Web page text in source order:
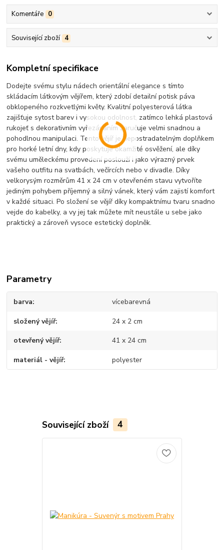
Komentáře 0
Související zboží 4
Kompletní specifikace
Dodejte svému stylu nádech orientální elegance s tímto
skládacím látkovým vějířem, který zdobí detailní potisk páva
obklopeného rozkvetlými květy. Kvalitní polyesterová látka
zajišťuje sytost barev i vysokou odolnost, zatímco lehká plastová
rukojeť s dekorativním vyřezáváním zaručuje velmi snadnou a
pohodlnou manipulaci. Tento vějíř je nepostradatelným doplňkem
pro horké letní dny, kdy poskytuje okamžité osvěžení, ale díky
svému uměleckému provedení poslouží i jako výrazný prvek
vašeho outfitu na svatbách, večírcích nebo v divadle. Díky
velkorysým rozměrům 41 x 24 cm v otevřeném stavu vytvoříte
jediným pohybem příjemný a silný vánek, který vám zajistí komfort
v každé situaci. Po složení se vějíř díky kompaktnímu tvaru snadno
vejde do kabelky, a vy jej tak můžete mít neustále u sebe jako
praktický a zároveň vysoce estetický doplněk.
Parametry
barva vícebarevná
složený vějíř 24 x 2 cm
otevřený vějíř 41 x 24 cm
materiál - vějíř polyester
Související zboží 4